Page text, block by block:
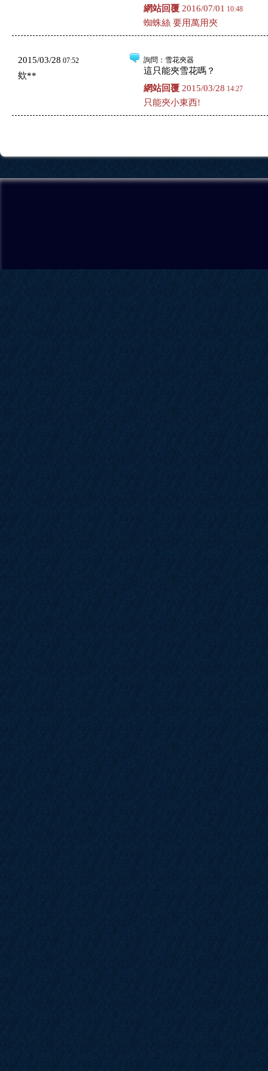
網站回覆 2016/07/01 10:48
蜘蛛絲 要用萬用夾
2015/03/28 07:52
欸**
詢問 ：雪花夾器
這只能夾雪花嗎？
網站回覆 2015/03/28 14:27
只能夾小東西!